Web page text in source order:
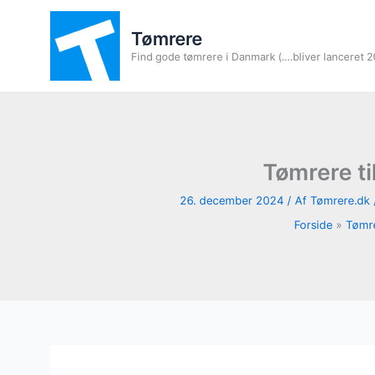
Tømrere
Find gode tømrere i Danmark (....bliver lanceret
Tømrere
26. december 2024 / Af Tømrere.dk
Forside